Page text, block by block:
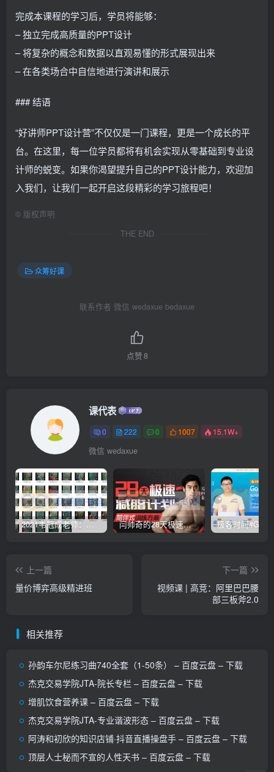
完成本课程的学习后，学员将能够：
– 独立完成高质量的PPT设计
– 将复杂的概念和数据以直观易懂的形式展现出来
– 在各类场合中自信地进行演讲和展示
### 结语
“好讲师PPT设计营”不仅仅是一门课程，更是一个成长的平
台。在这里，每一位学员都将有机会实现从零基础到专业设
计师的蜕变。如果你渴望提升自己的PPT设计能力，欢迎加
入我们，让我们一起开启这段精彩的学习旅程吧！
© 版权声明
THE END
众筹好课
联系作者 微信 wedaxue bedaxue
点赞8
课代表
0 222 0 1007 15.1W+
微信 wedaxue
2021韦冠成老师：韦氏天星风水《秘传二十四山吉凶占断要法》 – 百度云盘 – 下载 闫帅奇的28天极速减脂计划 – 网盘分享 – 下载
上一篇
量价博弈高级精进班
下一篇
视频课 | 高竞：阿里巴巴腰
部三板斧2.0
相关推荐
孙韵车尔尼练习曲740全套（1-50条） – 百度云盘 – 下载
杰克交易学院JTA-院长专栏 – 百度云盘 – 下载
增肌饮食营养课 – 百度云盘 – 下载
杰克交易学院JTA-专业谐波形态 – 百度云盘 – 下载
阿涛和初欣的知识店铺·抖音直播操盘手 – 百度云盘 – 下载
顶层人士秘而不宣的人性天书 – 百度云盘 – 下载